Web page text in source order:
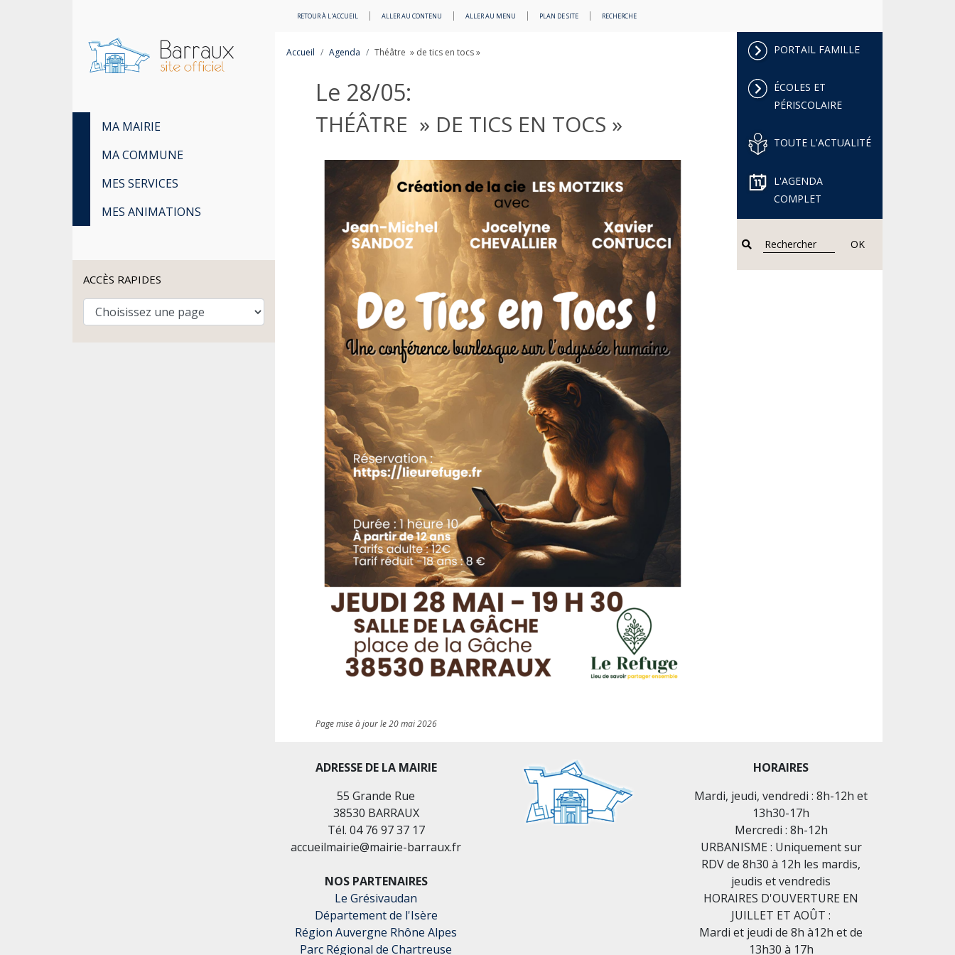
RETOUR À L'ACCUEIL ALLER AU CONTENU ALLER AU MENU PLAN DE SITE RECHERCHE
MA MAIRIE
MA COMMUNE
MES SERVICES
MES ANIMATIONS
ACCÈS RAPIDES
Accueil Agenda Théâtre » de tics en tocs »
Le 28/05:
THÉÂTRE » DE TICS EN TOCS »
Page mise à jour le 20 mai 2026
PORTAIL FAMILLE
ÉCOLES ET
PÉRISCOLAIRE
TOUTE L'ACTUALITÉ
L'AGENDA
COMPLET
OK
ADRESSE DE LA MAIRIE
55 Grande Rue
38530 BARRAUX
Tél. 04 76 97 37 17
accueilmairie@mairie-barraux.fr
NOS PARTENAIRES
Le Grésivaudan
Département de l'Isère
Région Auvergne Rhône Alpes
Parc Régional de Chartreuse
HORAIRES
Mardi, jeudi, vendredi : 8h-12h et
13h30-17h
Mercredi : 8h-12h
URBANISME : Uniquement sur
RDV de 8h30 à 12h les mardis,
jeudis et vendredis
HORAIRES D'OUVERTURE EN
JUILLET ET AOÛT :
Mardi et jeudi de 8h à12h et de
13h30 à 17h